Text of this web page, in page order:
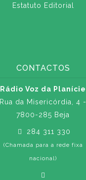
Estatuto Editorial
CONTACTOS
Rádio Voz da Planície
Rua da Misericórdia, 4 -
7800-285 Beja
284 311 330
(Chamada para a rede fixa
nacional)